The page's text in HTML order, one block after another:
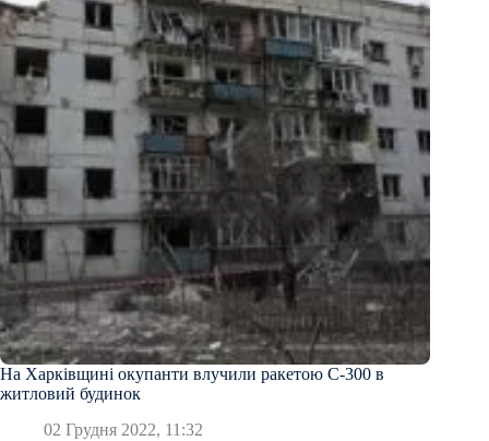
На Харківщині окупанти влучили ракетою С-300 в
житловий будинок
02 Грудня 2022, 11:32